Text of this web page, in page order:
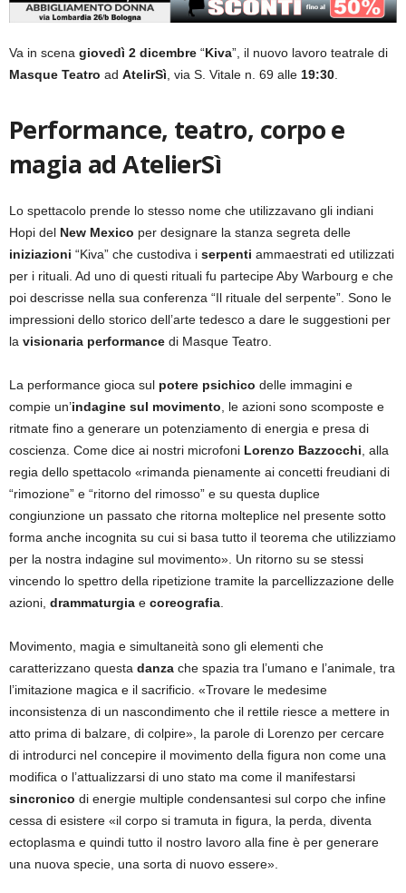
Va in scena giovedì 2 dicembre “Kiva”, il nuovo lavoro teatrale di
Masque Teatro ad AtelirSì , via S. Vitale n. 69 alle 19:30
Performance, teatro, corpo e
magia ad AtelierSì
Lo spettacolo prende lo stesso nome che utilizzavano gli indiani
Hopi del New Mexico per designare la stanza segreta delle
iniziazioni “Kiva” che custodiva i serpenti ammaestrati ed utilizzati
per i rituali. Ad uno di questi rituali fu partecipe Aby Warbourg e che
poi descrisse nella sua conferenza “Il rituale del serpente”. Sono le
impressioni dello storico dell’arte tedesco a dare le suggestioni per
la visionaria performance di Masque Teatro.
La performance gioca sul potere psichico delle immagini e
compie un’indagine sul movimento , le azioni sono scomposte e
ritmate fino a generare un potenziamento di energia e presa di
coscienza. Come dice ai nostri microfoni Lorenzo Bazzocchi , alla
regia dello spettacolo «rimanda pienamente ai concetti freudiani di
“rimozione” e “ritorno del rimosso” e su questa duplice
congiunzione un passato che ritorna molteplice nel presente sotto
forma anche incognita su cui si basa tutto il teorema che utilizziamo
per la nostra indagine sul movimento». Un ritorno su se stessi
vincendo lo spettro della ripetizione tramite la parcellizzazione delle
azioni, drammaturgia e coreografia
Movimento, magia e simultaneità sono gli elementi che
caratterizzano questa danza che spazia tra l’umano e l’animale, tra
l’imitazione magica e il sacrificio. «Trovare le medesime
inconsistenza di un nascondimento che il rettile riesce a mettere in
atto prima di balzare, di colpire», la parole di Lorenzo per cercare
di introdurci nel concepire il movimento della figura non come una
modifica o l’attualizzarsi di uno stato ma come il manifestarsi
sincronico di energie multiple condensantesi sul corpo che infine
cessa di esistere «il corpo si tramuta in figura, la perda, diventa
ectoplasma e quindi tutto il nostro lavoro alla fine è per generare
una nuova specie, una sorta di nuovo essere».